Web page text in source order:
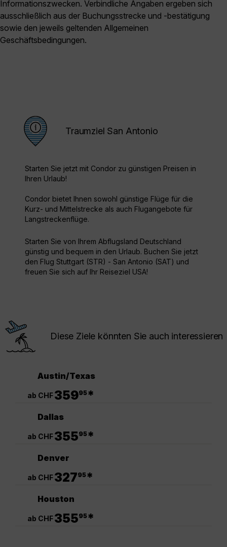
Informationszwecken. Verbindliche Angaben ergeben sich
ausschließlich aus der Buchungsstrecke und -bestätigung
sowie den jeweils geltenden Allgemeinen
Geschäftsbedingungen.
Traumziel San Antonio
Starten Sie jetzt mit Condor zu günstigen Preisen in
Ihren Urlaub!
Condor bietet Ihnen sowohl günstige Flüge für die
Kurz- und Mittelstrecke als auch Flugangebote für
Langstreckenflüge.
Starten Sie von Ihrem Abflugsland Deutschland
günstig und bequem in den Urlaub. Buchen Sie jetzt
den Flug Stuttgart (STR) - San Antonio (SAT) und
freuen Sie sich auf Ihr Reiseziel USA!
Diese Ziele könnten Sie auch interessieren
Austin/Texas
ab CHF35995*
Dallas
ab CHF35595*
Denver
ab CHF32795*
Houston
ab CHF35595*